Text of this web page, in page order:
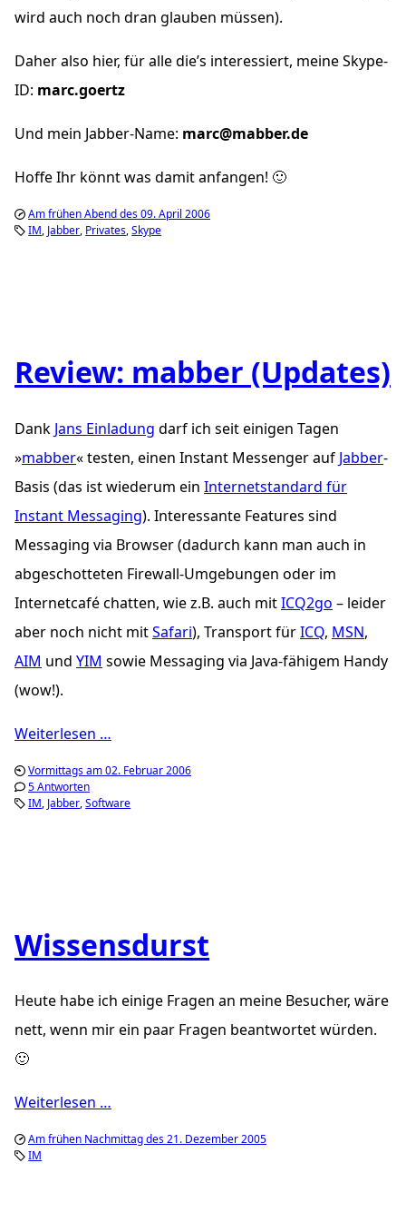
wird auch noch dran glauben müssen).
Daher also hier, für alle die’s interessiert, meine Skype-
ID: marc.goertz
Und mein Jabber-Name: marc@mabber.de
Hoffe Ihr könnt was damit anfangen! 🙂
Am frühen Abend des 09. April 2006
IM Jabber Privates Skype
Review: mabber (Updates)
Dank Jans Einladung darf ich seit einigen Tagen
»mabber« testen, einen Instant Messenger auf Jabber-
Basis (das ist wiederum ein Internetstandard für
Instant Messaging). Interessante Features sind
Messaging via Browser (dadurch kann man auch in
abgeschotteten Firewall-Umgebungen oder im
Internetcafé chatten, wie z.B. auch mitICQ2go – leider
aber noch nicht mitSafari), Transport fürICQ, MSN,
AIM und YIM sowie Messaging via Java-fähigem Handy
(wow!).
Weiterlesen …
Vormittags am 02. Februar 2006
5 Antworten
IM Jabber Software
Wissensdurst
Heute habe ich einige Fragen an meine Besucher, wäre
nett, wenn mir ein paar Fragen beantwortet würden.
🙂
Weiterlesen …
Am frühen Nachmittag des 21. Dezember 2005
IM